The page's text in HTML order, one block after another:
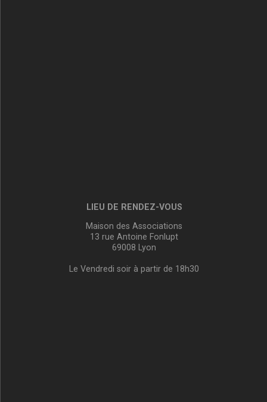
LIEU DE RENDEZ-VOUS
Maison des Associations
13 rue Antoine Fonlupt
69008 Lyon
Le Vendredi soir à partir de 18h30